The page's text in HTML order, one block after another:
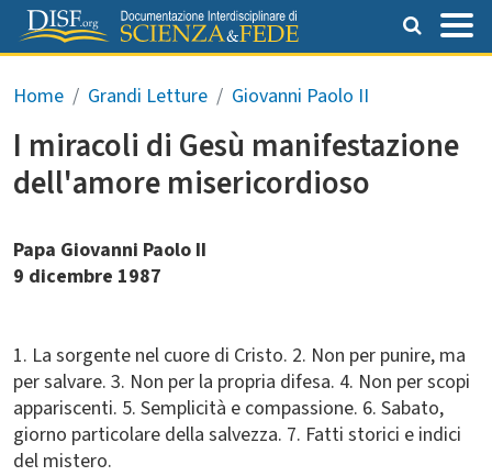
Salta al contenuto principale
Briciole di pane
Home Grandi Letture Giovanni Paolo II
I miracoli di Gesù manifestazione
dell'amore misericordioso
Papa Giovanni Paolo II
9 dicembre 1987
1. La sorgente nel cuore di Cristo. 2. Non per punire, ma
per salvare. 3. Non per la propria difesa. 4. Non per scopi
appariscenti. 5. Semplicità e compassione. 6. Sabato,
giorno particolare della salvezza. 7. Fatti storici e indici
del mistero.